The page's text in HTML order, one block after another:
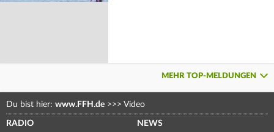
MEHR TOP-MELDUNGEN
Du bist hier: www.FFH.de >>> Video
RADIO NEWS